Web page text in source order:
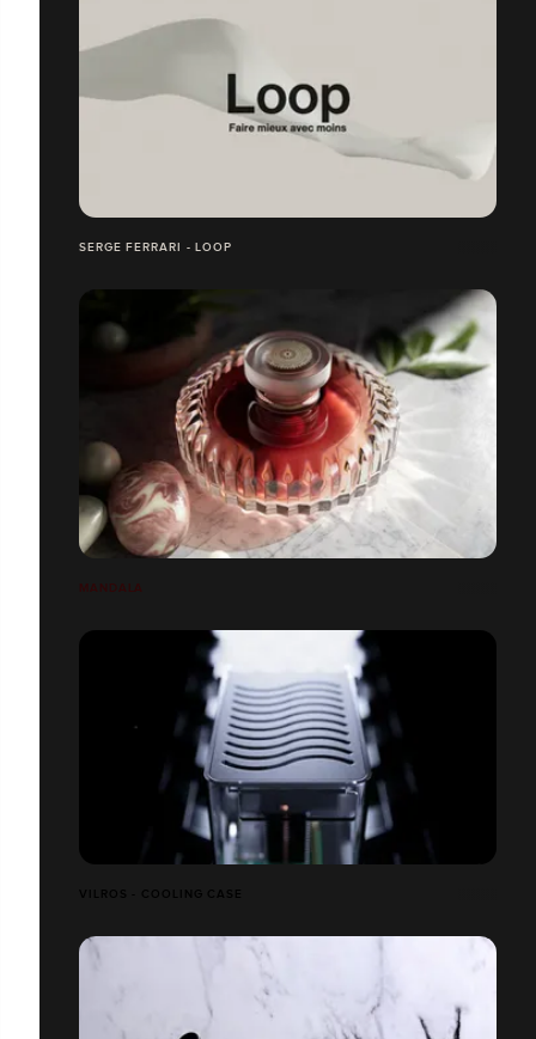
SERGE FERRARI - LOOP
MANDALA
VILROS - COOLING CASE